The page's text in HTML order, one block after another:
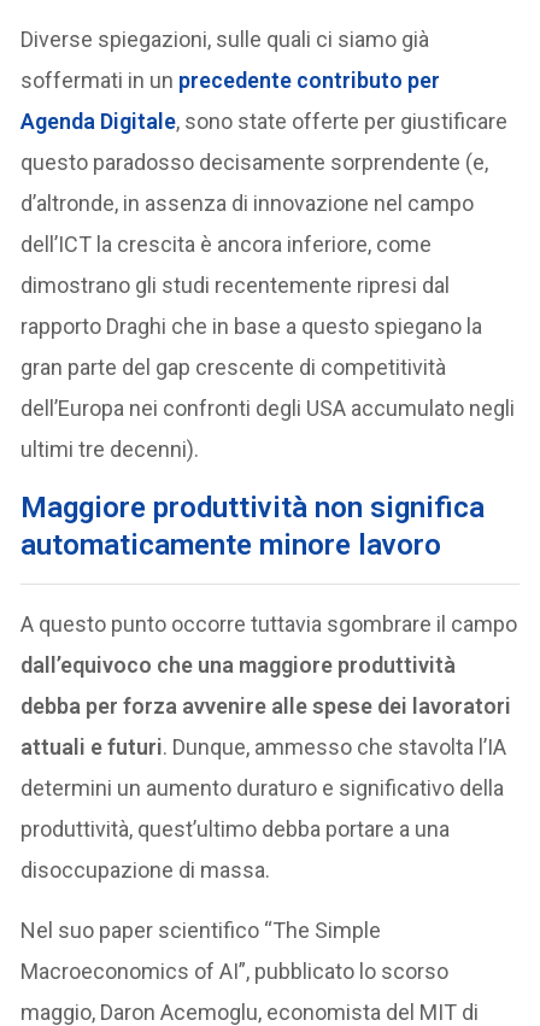
Diverse spiegazioni, sulle quali ci siamo già
soffermati in un precedente contributo per
Agenda Digitale, sono state offerte per giustificare
questo paradosso decisamente sorprendente (e,
d’altronde, in assenza di innovazione nel campo
dell’ICT la crescita è ancora inferiore, come
dimostrano gli studi recentemente ripresi dal
rapporto Draghi che in base a questo spiegano la
gran parte del gap crescente di competitività
dell’Europa nei confronti degli USA accumulato negli
ultimi tre decenni).
Maggiore produttività non significa
automaticamente minore lavoro
A questo punto occorre tuttavia sgombrare il campo
dall’equivoco che una maggiore produttività
debba per forza avvenire alle spese dei lavoratori
attuali e futuri. Dunque, ammesso che stavolta l’IA
determini un aumento duraturo e significativo della
produttività, quest’ultimo debba portare a una
disoccupazione di massa.
Nel suo paper scientifico “The Simple
Macroeconomics of AI”, pubblicato lo scorso
maggio, Daron Acemoglu, economista del MIT di